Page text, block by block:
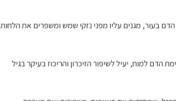
בעור, מגנים עליו מפני נזקי שמש ומשפרים את הלחות
הדם למוח, יעיל לשיפור הזיכרון והריכוז בעיקר בגיל